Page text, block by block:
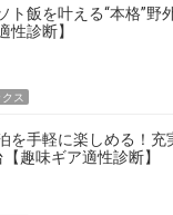
ト飯を叶える“本格”野
性診断】
クス
を手軽に楽しめる！充
趣味ギア適性診断】